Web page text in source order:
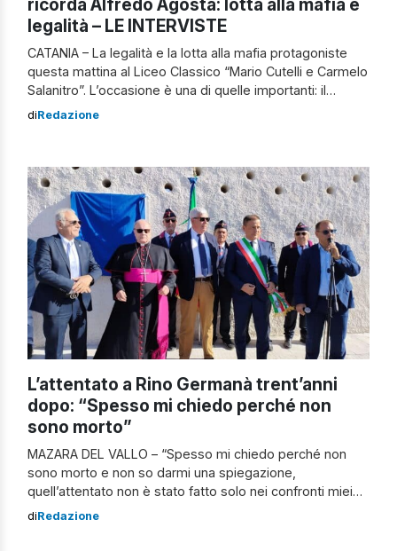
legalità – LE INTERVISTE
CATANIA – La legalità e la lotta alla mafia protagoniste
questa mattina al Liceo Classico “Mario Cutelli e Carmelo
Salanitro”. L’occasione è una di quelle importanti: il
convegno organizzato in occasione della celebrazione
Agosta, vittima di un attentato di mafia il 18 marzo 1982,
mentre […]
diRedazione
L’attentato a Rino Germanà trent’anni
dopo: “Spesso mi chiedo perché non
sono morto”
MAZARA DEL VALLO – “Spesso mi chiedo perché non
sono morto e non so darmi una spiegazione,
quell’attentato non è stato fatto solo nei confronti miei
ma di tante altre persone che si trovavano a mare, visto
diRedazione